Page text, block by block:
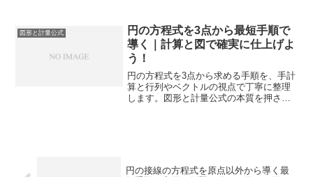
線条件や平均値の幾何も扱い、応用問題
の得点力を底上げします。
図形と計量公式
円の方程式を3点から最短手順で
導く｜計算と図で確実に仕上げよ
う！
円の方程式を3点から求める手順を、手計
算と行列やベクトルの視点で丁寧に整理
します。図形と計量公式の本質を押さ
円の接線の方程式を原点以外から導く最